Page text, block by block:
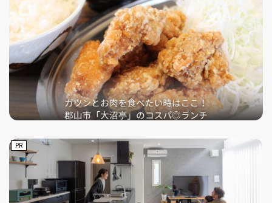
PR